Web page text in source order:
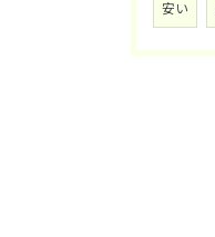
安い